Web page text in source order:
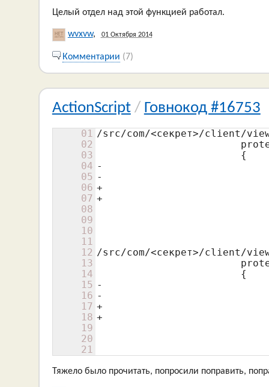
Целый отдел над этой функцией работал.
wvxvw, 01 Октября 2014
Комментарии (7)
ActionScript/ Говнокод #16753
01
02
03
04
05
06
07
08
09
10
11
12
13
14
15
16
17
18
19
20
21
/src/com/<секрет>/client/
{
-					|| (  holderData && holderData.sourceUrl && holderData.getName()==ImageSpriteVO.EMPTY_IMAGE_NAME)
+					|| (  holderData && holderData.sourceUrl && holderData.getName()==ImageSpriteVO.EMPTY_IMAGE_NAME))
/src/com/<секрет>/client/
{
-					|| (  holderData && holderData.sourceUrl && holderData.getName()==ImageSpriteVO.EMPTY_IMAGE_NAME)
+					|| (  holderData && holderData.sourceUrl && holderData.getName()==ImageSpriteVO.EMPTY_IMAGE_NAME))
Тяжело было прочитать, попросили поправить,